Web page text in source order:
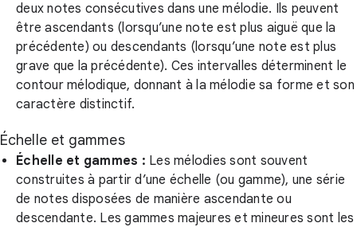
deux notes consécutives dans une mélodie. Ils peuvent
être ascendants (lorsqu’une note est plus aiguë que la
précédente) ou descendants (lorsqu’une note est plus
grave que la précédente). Ces intervalles déterminent le
contour mélodique, donnant à la mélodie sa forme et son
caractère distinctif.
Échelle et gammes
Échelle et gammes : Les mélodies sont souvent
construites à partir d’une échelle (ou gamme), une série
de notes disposées de manière ascendante ou
descendante. Les gammes majeures et mineures sont les